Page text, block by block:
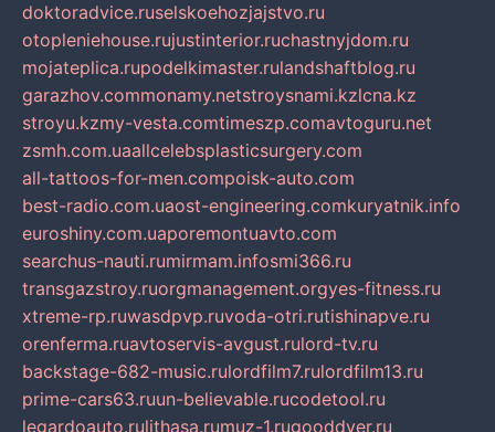
doktoradvice.ruselskoehozjajstvo.ru
otopleniehouse.rujustinterior.ruchastnyjdom.ru
mojateplica.rupodelkimaster.rulandshaftblog.ru
garazhov.commonamy.netstroysnami.kzlcna.kz
stroyu.kzmy-vesta.comtimeszp.comavtoguru.net
zsmh.com.uaallcelebsplasticsurgery.com
all-tattoos-for-men.compoisk-auto.com
best-radio.com.uaost-engineering.comkuryatnik.info
euroshiny.com.uaporemontuavto.com
searchus-nauti.rumirmam.infosmi366.ru
transgazstroy.ruorgmanagement.orgyes-fitness.ru
xtreme-rp.ruwasdpvp.ruvoda-otri.rutishinapve.ru
orenferma.ruavtoservis-avgust.rulord-tv.ru
backstage-682-music.rulordfilm7.rulordfilm13.ru
prime-cars63.ruun-believable.rucodetool.ru
legardoauto.rulithasa.rumuz-1.rugooddver.ru